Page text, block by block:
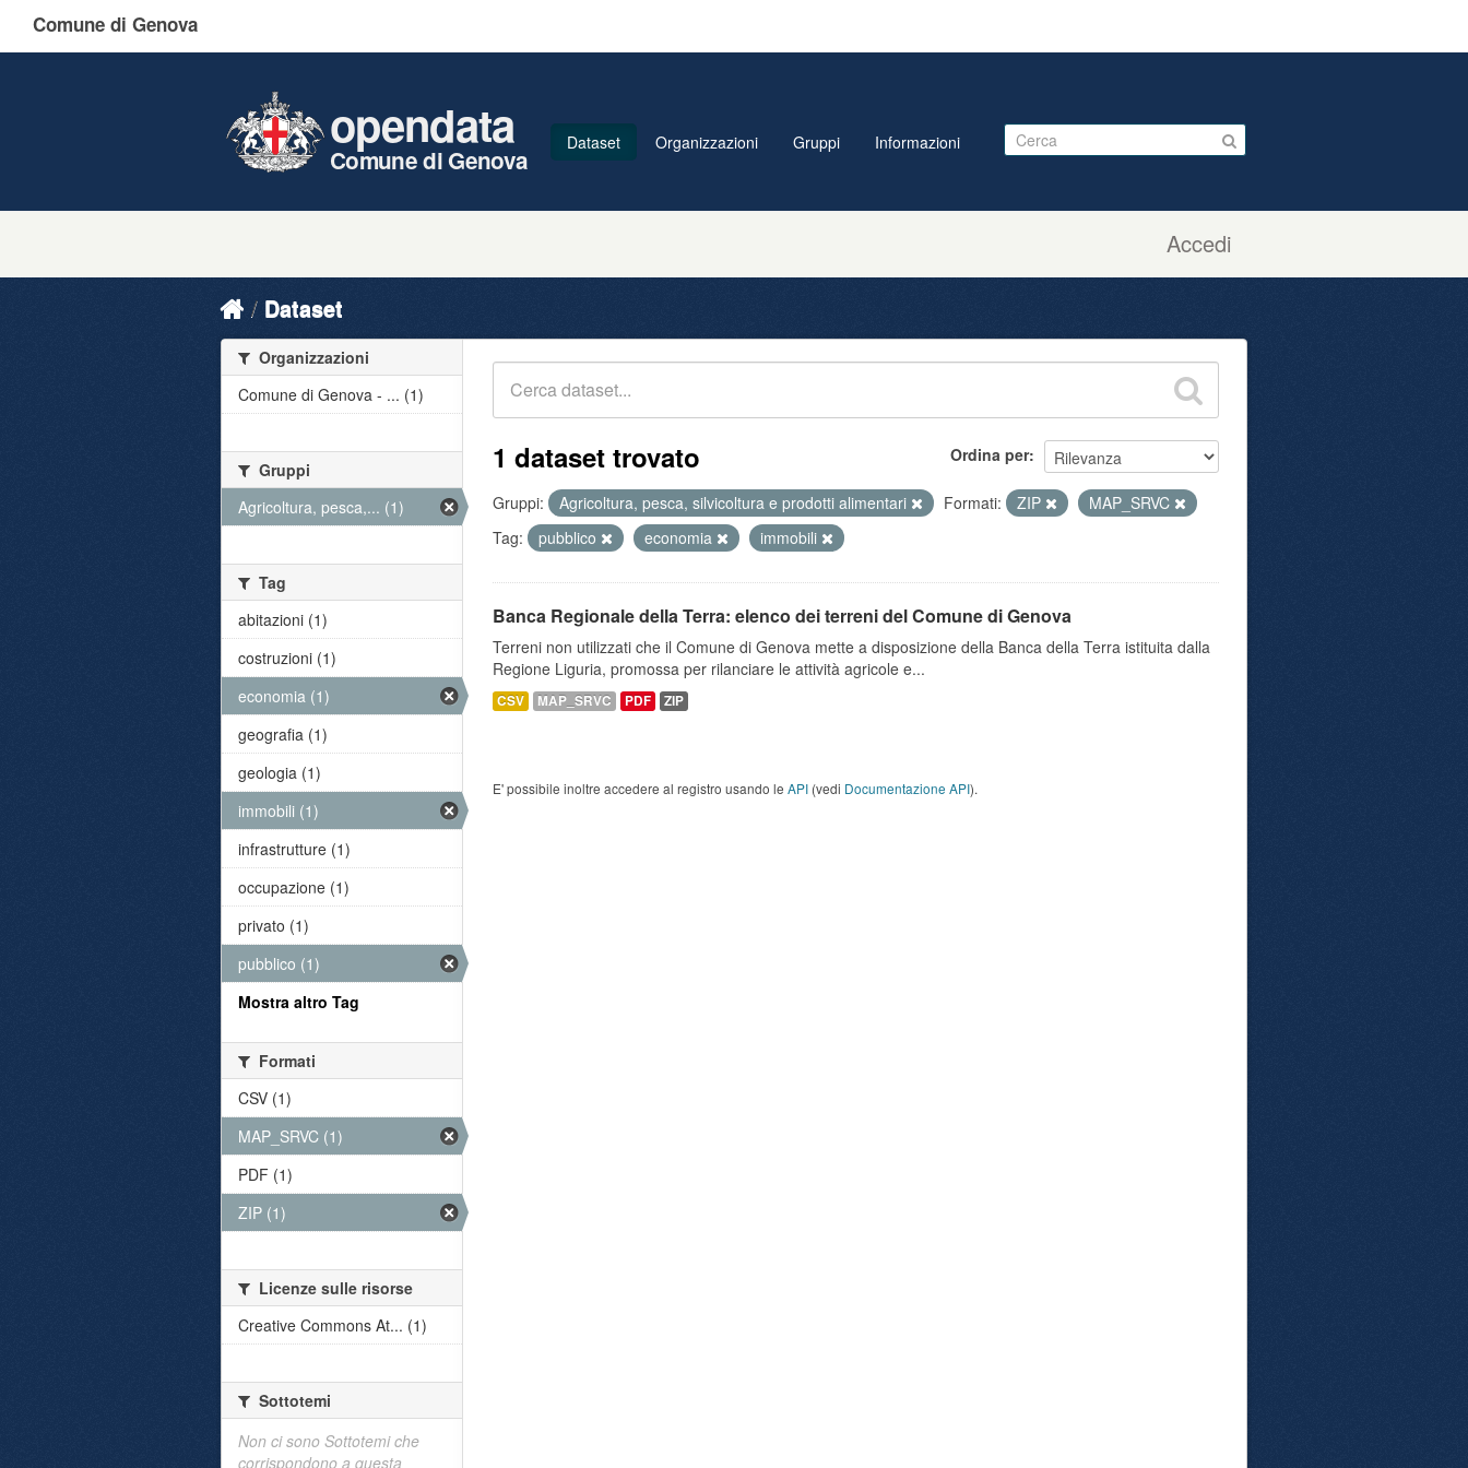
Comune di Genova
Accedi
opendata
Comune di Genova
Dataset Organizzazioni Gruppi Informazioni
Dataset
Ordina per
1 dataset trovato
Gruppi: Agricoltura, pesca, silvicoltura e prodotti alimentari Formati: ZIP
MAP_SRVC
Tag:
pubblico economia immobili
Banca Regionale della Terra: elenco dei terreni del Comune di Genova
Terreni non utilizzati che il Comune di Genova mette a disposizione della Banca della Terra istituita dalla
Regione Liguria, promossa per rilanciare le attività agricole e...
CSV MAP_SRVC PDF ZIP
E' possibile inoltre accedere al registro usando le API (vedi Documentazione API).
Organizzazioni
Comune di Genova - ... (1)
Gruppi
Agricoltura, pesca,... (1)
Tag
abitazioni (1)
costruzioni (1)
economia (1)
geografia (1)
geologia (1)
immobili (1)
infrastrutture (1)
occupazione (1)
privato (1)
pubblico (1)
Mostra altro Tag
Formati
CSV (1)
MAP_SRVC (1)
PDF (1)
ZIP (1)
Licenze sulle risorse
Creative Commons At... (1)
Sottotemi
Non ci sono Sottotemi che
corrispondono a questa